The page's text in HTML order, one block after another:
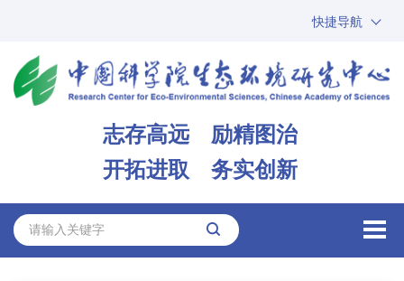
快捷导航
ARP
邮箱
志存高远 励精图治
开拓进取 务实创新